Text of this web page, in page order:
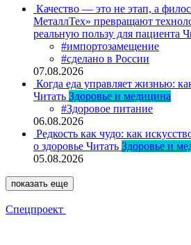
Качество — это не этап, а
МеталлТех» превращают
реальную пользу для пациента
#импортозамещение
#сделано в России
07.08.2026
Когда еда управляет жизнью:
Читать Здоровье и медицина
#Здоровое питание
06.08.2026
Редкость как чудо: как
о здоровье Читать Здоровье и
05.08.2026
показать еще
Спецпроект